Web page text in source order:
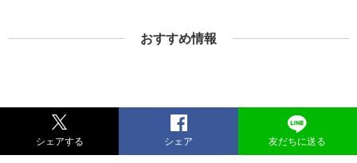
おすすめ情報
シェアする シェア 友だちに送る